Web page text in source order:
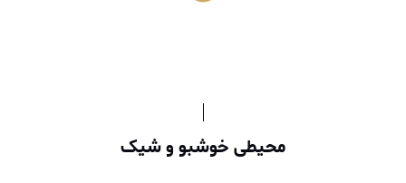
محیطی خوشبو و شیک